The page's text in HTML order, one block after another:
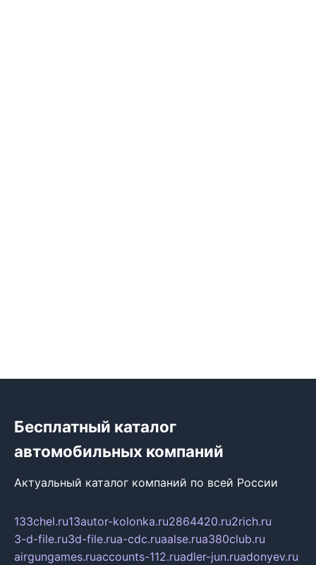
Бесплатный каталог
автомобильных компаний
Актуальный каталог компаний по всей России
133chel.ru13autor-kolonka.ru2864420.ru2rich.ru
3-d-file.ru3d-file.rua-cdc.ruaalse.rua380club.ru
airgungames.ruaccounts-112.ruadler-jun.ruadonyev.ru